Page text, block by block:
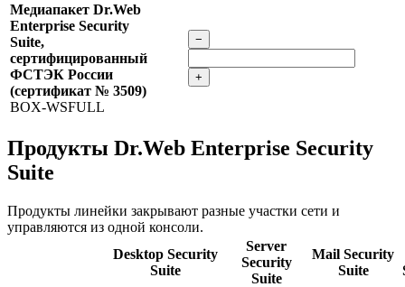
Медиапакет Dr.Web
Enterprise Security
Suite,
сертифицированный
ФСТЭК России
(сертификат № 3509)
BOX-WSFULL
−
+
Продукты Dr.Web Enterprise Security
Suite
Продукты линейки закрывают разные участки сети и
управляются из одной консоли.
Desktop Security
Suite
Server
Security
Suite
Mail Security
Suite